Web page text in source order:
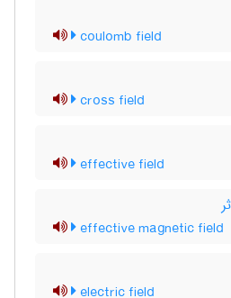
coulomb field
cross field
effective field
effective magnetic field
electric field